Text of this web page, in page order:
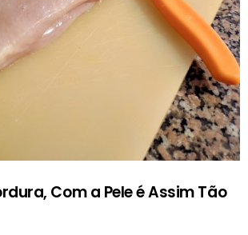
Com a Pele é Assim Tão